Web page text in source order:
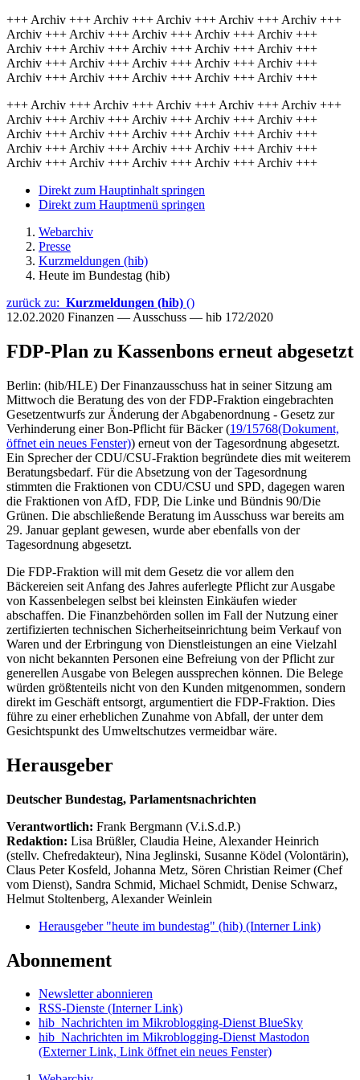
+++ Archiv +++ Archiv +++ Archiv +++ Archiv +++ Archiv +++
Archiv +++ Archiv +++ Archiv +++ Archiv +++ Archiv +++
Archiv +++ Archiv +++ Archiv +++ Archiv +++ Archiv +++
Archiv +++ Archiv +++ Archiv +++ Archiv +++ Archiv +++
Archiv +++ Archiv +++ Archiv +++ Archiv +++ Archiv +++
+++ Archiv +++ Archiv +++ Archiv +++ Archiv +++ Archiv +++
Archiv +++ Archiv +++ Archiv +++ Archiv +++ Archiv +++
Archiv +++ Archiv +++ Archiv +++ Archiv +++ Archiv +++
Archiv +++ Archiv +++ Archiv +++ Archiv +++ Archiv +++
Archiv +++ Archiv +++ Archiv +++ Archiv +++ Archiv +++
Direkt zum Hauptinhalt springen
Direkt zum Hauptmenü springen
Webarchiv
Presse
Kurzmeldungen (hib)
Heute im Bundestag (hib)
zurück zu: Kurzmeldungen (hib) ()
12.02.2020 Finanzen — Ausschuss — hib 172/2020
FDP-Plan zu Kassenbons erneut abgesetzt
Berlin: (hib/HLE) Der Finanzausschuss hat in seiner Sitzung am
Mittwoch die Beratung des von der FDP-Fraktion eingebrachten
Gesetzentwurfs zur Änderung der Abgabenordnung - Gesetz zur
Verhinderung einer Bon-Pflicht für Bäcker (19/15768(Dokument,
öffnet ein neues Fenster)) erneut von der Tagesordnung abgesetzt.
Ein Sprecher der CDU/CSU-Fraktion begründete dies mit weiterem
Beratungsbedarf. Für die Absetzung von der Tagesordnung
stimmten die Fraktionen von CDU/CSU und SPD, dagegen waren
die Fraktionen von AfD, FDP, Die Linke und Bündnis 90/Die
Grünen. Die abschließende Beratung im Ausschuss war bereits am
29. Januar geplant gewesen, wurde aber ebenfalls von der
Tagesordnung abgesetzt.
Die FDP-Fraktion will mit dem Gesetz die vor allem den
Bäckereien seit Anfang des Jahres auferlegte Pflicht zur Ausgabe
von Kassenbelegen selbst bei kleinsten Einkäufen wieder
abschaffen. Die Finanzbehörden sollen im Fall der Nutzung einer
zertifizierten technischen Sicherheitseinrichtung beim Verkauf von
Waren und der Erbringung von Dienstleistungen an eine Vielzahl
von nicht bekannten Personen eine Befreiung von der Pflicht zur
generellen Ausgabe von Belegen aussprechen können. Die Belege
würden größtenteils nicht von den Kunden mitgenommen, sondern
direkt im Geschäft entsorgt, argumentiert die FDP-Fraktion. Dies
führe zu einer erheblichen Zunahme von Abfall, der unter dem
Gesichtspunkt des Umweltschutzes vermeidbar wäre.
Herausgeber
Deutscher Bundestag, Parlamentsnachrichten
Verantwortlich: Frank Bergmann (V.i.S.d.P.)
Redaktion: Lisa Brüßler, Claudia Heine, Alexander Heinrich
(stellv. Chefredakteur), Nina Jeglinski, Susanne Ködel (Volontärin),
Claus Peter Kosfeld, Johanna Metz, Sören Christian Reimer (Chef
vom Dienst), Sandra Schmid, Michael Schmidt, Denise Schwarz,
Helmut Stoltenberg, Alexander Weinlein
Herausgeber "heute im bundestag" (hib) (Interner Link)
Abonnement
Newsletter abonnieren
RSS-Dienste (Interner Link)
hib_Nachrichten im Mikroblogging-Dienst BlueSky
hib_Nachrichten im Mikroblogging-Dienst Mastodon
(Externer Link, Link öffnet ein neues Fenster)